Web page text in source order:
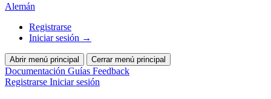
Alemán
Registrarse
Iniciar sesión →
Abrir menú principal Cerrar menú principal
Documentación Guías Feedback
Registrarse Iniciar sesión